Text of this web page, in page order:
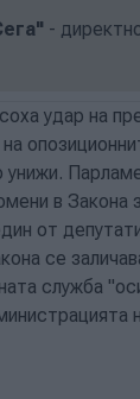
-
удар на
унижи.
в Закона
от
се
служба